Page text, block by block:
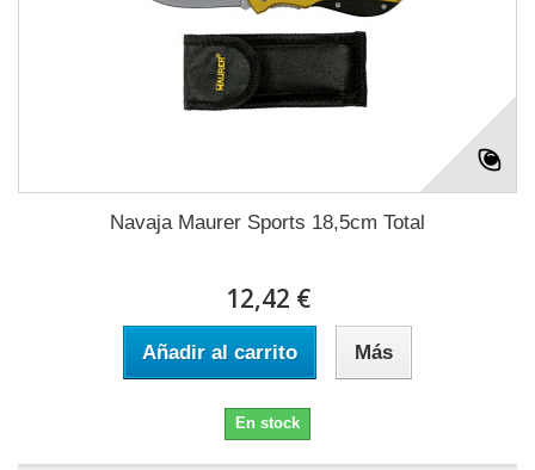
Navaja Maurer Sports 18,5cm Total
12,42 €
Añadir al carrito Más
En stock